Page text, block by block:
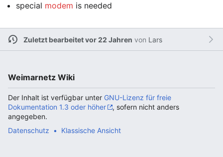
special modem is needed
Zuletzt bearbeitet vor 22 Jahren von Lars
Weimarnetz Wiki
Der Inhalt ist verfügbar unter GNU-Lizenz für freie
Dokumentation 1.3 oder höher
, sofern nicht anders
angegeben.
Datenschutz
Klassische Ansicht